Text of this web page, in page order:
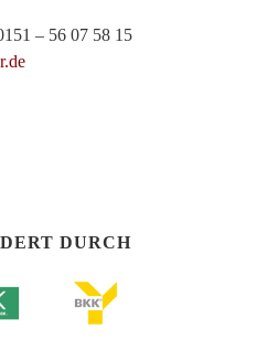
– 56 07 58 15
DURCH